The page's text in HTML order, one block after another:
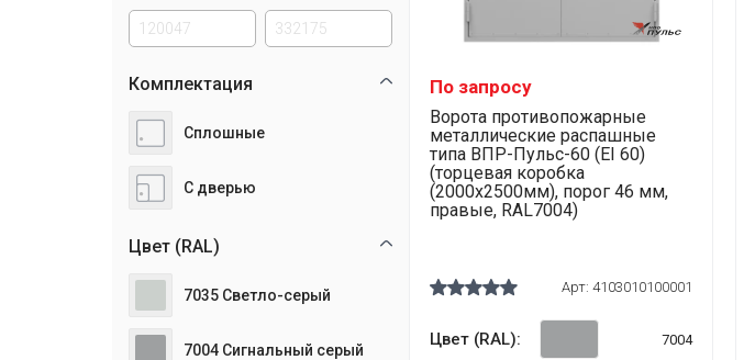
Комплектация
Сплошные
С дверью
Цвет (RAL)
7035 Светло-серый
7004 Сигнальный серый
По запросу
Ворота противопожарные
металлические распашные
типа ВПР-Пульс-60 (EI 60)
(торцевая коробка
(2000х2500мм), порог 46 мм,
правые, RAL7004)
Арт: 4103010100001
Цвет (RAL): 7004